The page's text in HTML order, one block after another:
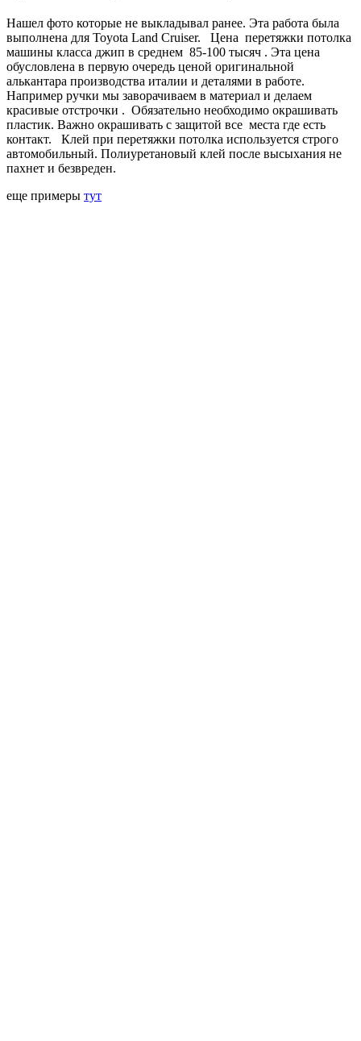
Нашел фото которые не выкладывал ранее. Эта работа была
выполнена для Toyota Land Cruiser. Цена перетяжки потолка
машины класса джип в среднем 85-100 тысяч . Эта цена
обусловлена в первую очередь ценой оригинальной
алькантара производства италии и деталями в работе.
Например ручки мы заворачиваем в материал и делаем
красивые отстрочки . Обязательно необходимо окрашивать
пластик. Важно окрашивать с защитой все места где есть
контакт. Клей при перетяжки потолка используется строго
автомобильный. Полиуретановый клей после высыхания не
пахнет и безвреден.
еще примеры тут